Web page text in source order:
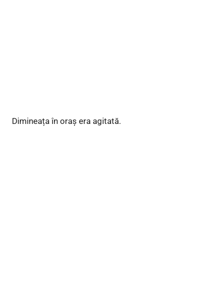
Dimineața în oraș era agitată.